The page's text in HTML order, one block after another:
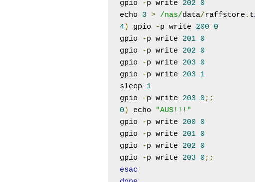
gpio
-p write 202
0
echo 3 > /nas/data/raffstore .
4) gpio -p write 200
0
gpio
-p write 201
0
gpio
-p write 202
0
gpio
-p write 203
0
gpio
-p write 203
1
sleep 1
gpio
-p write 203 0 ;;
0 ) echo
"AUS!!!"
gpio
-p write 200
0
gpio
-p write 201
0
gpio
-p write 202
0
gpio
-p write 203 0 ;;
esac